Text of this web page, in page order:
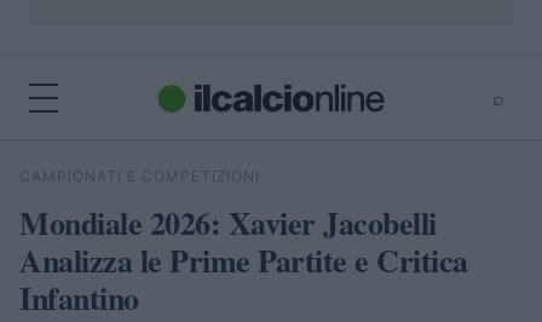
⌕
Cerca
CAMPIONATI E COMPETIZIONI
Mondiale 2026: Xavier Jacobelli
Analizza le Prime Partite e Critica
Infantino